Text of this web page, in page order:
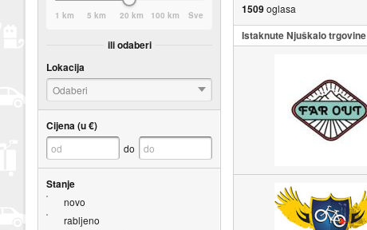
1509oglasa
Istaknute Njuškalo trgovine
1 km 5 km 20 km 100 km Sve
ili odaberi
Lokacija
Odaberi
Cijena (u €)
do
Stanje
novo
rabljeno